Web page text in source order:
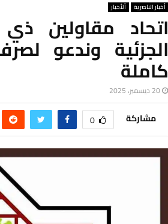
أخبار الناصرية ألأخبار
اتحاد مقاولين
الجزئية وندعو
كاملة
20 ديسمبر، 2025
مشاركة 0